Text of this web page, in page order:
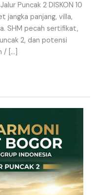
Puncak 2 DISKON 10
jangka panjang, villa,
SHM pecah sertifikat,
2, dan potensi
/ […]